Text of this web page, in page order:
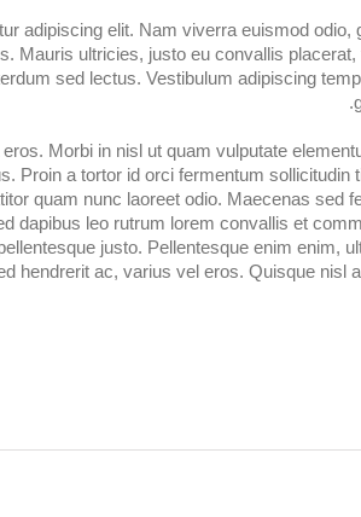
adipiscing elit. Nam viverra euismod
Mauris ultricies, justo eu convallis
sed lectus. Vestibulum adipiscing
Morbi in nisl ut quam vulputate
Proin a tortor id orci fermentum
quam nunc laoreet odio. Maecenas sed
dapibus leo rutrum lorem convallis et
justo. Pellentesque enim enim,
hendrerit ac, varius vel eros. Quisque nisl